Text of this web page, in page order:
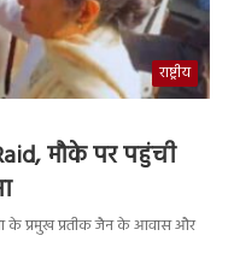
राष्ट्रीय
मौके पर पहुंची
के प्रमुख प्रतीक जैन के आवास और